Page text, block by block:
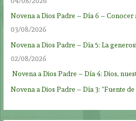
Novena a Dios Padre – Día 6 – Conocer
03/08/2026
Novena a Dios Padre – Día 5: La
02/08/2026
Novena a Dios Padre – Día 4: Dios,
Novena a Dios Padre – Día 3: “Fuente